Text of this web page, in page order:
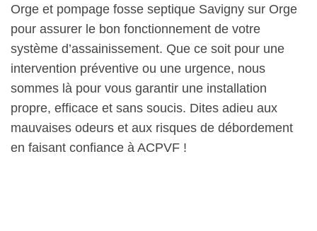
Orge et pompage fosse septique Savigny sur Orge
pour assurer le bon fonctionnement de votre
système d’assainissement. Que ce soit pour une
intervention préventive ou une urgence, nous
sommes là pour vous garantir une installation
propre, efficace et sans soucis. Dites adieu aux
mauvaises odeurs et aux risques de débordement
en faisant confiance à ACPVF !